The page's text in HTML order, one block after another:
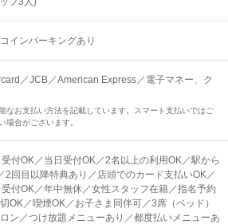
インパーキングあり
／JCB／American Express／電子マネー、ク
なお支払い方法を記載しています。スマート支払いではご
場合がございます。
付OK／当日受付OK／2名以上の利用OK／駅から
2回目以降特典あり／店頭でのカード支払いOK／
付OK／年中無休／女性スタッフ在籍／指名予約
OK／喫煙OK／お子さま同伴可／3席（ベッド）
ン／つけ放題メニューあり／都度払いメニューあ